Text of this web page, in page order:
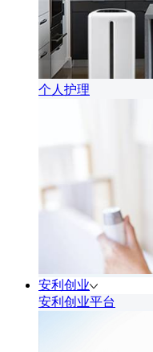
个人护理
安利创业
安利创业平台